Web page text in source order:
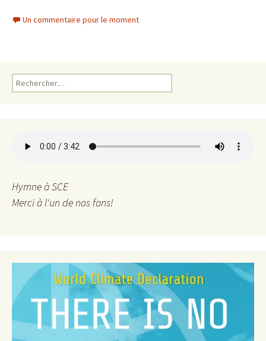
Un commentaire pour le moment
R
e
rHymne à SCE
Merci à l'un de nos fans!